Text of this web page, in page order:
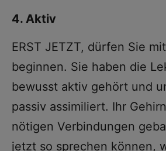
4. Aktiv
ERST JETZT, dürfen Sie
beginnen. Sie haben die
bewusst aktiv gehört und
passiv assimiliert. Ihr
nötigen Verbindungen
jetzt so sprechen können,